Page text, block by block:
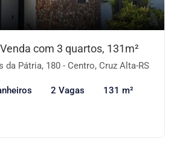
com 3 quartos, 131m²
da Pátria, 180 - Centro, Cruz Alta-RS
2 Vagas 131 m²